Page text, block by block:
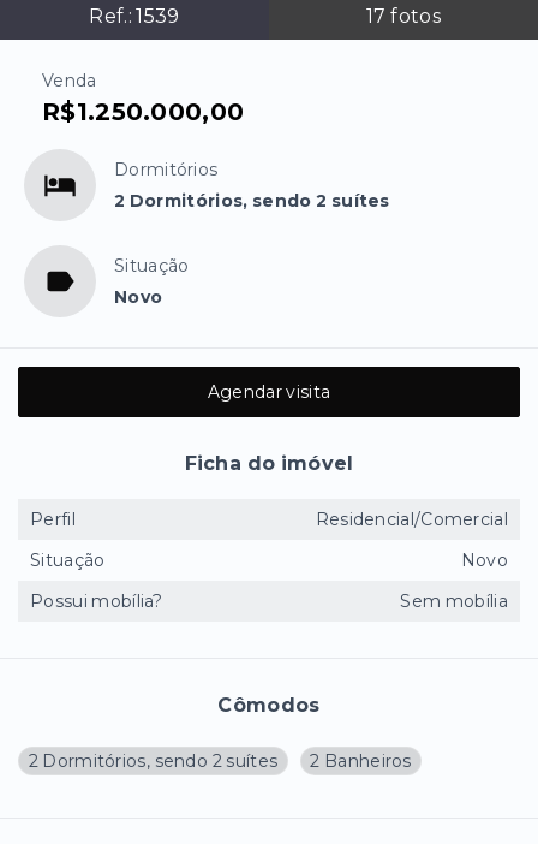
Ref.:1539 17 fotos
Venda
R$1.250.000,00
Dormitórios
2 Dormitórios, sendo 2 suítes
Situação
Novo
Cômodos
2 Dormitórios, sendo 2 suítes 2 Banheiros
Agendar visita
Ficha do imóvel
Perfil
Residencial/Comercial
Situação
Novo
Possui mobília?
Sem mobília